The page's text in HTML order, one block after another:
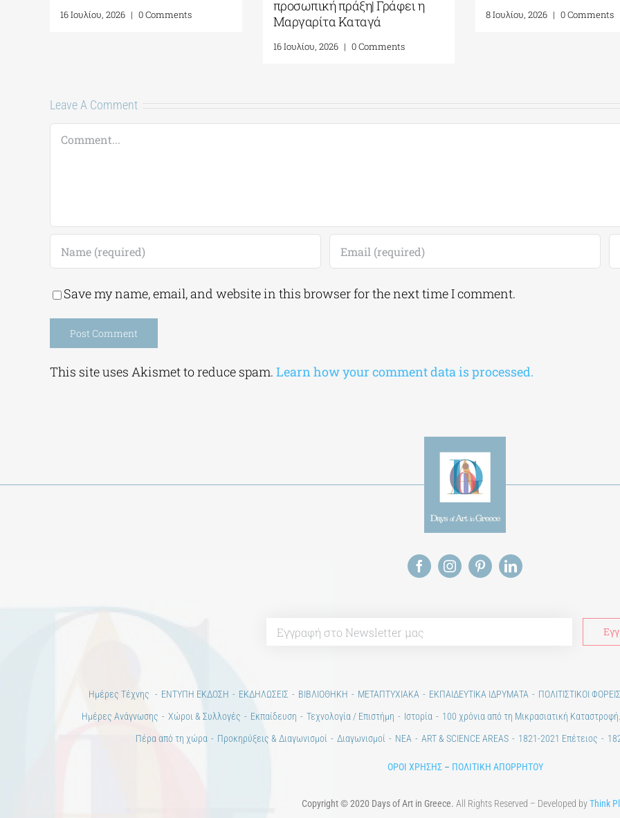
8 Ιουλίου, 2026 | 0 Comments 16 Ιουλίου, 2026 0 Comments
Μαργαρίτα Καταγά
Leave A Comment
Comment
Save my name, email, and website in this browser for the next time I comment.
This site uses Akismet to reduce spam. Learn how your comment data is processed.
Ημέρες Τέχνης ΕΝΤΥΠΗ ΕΚΔΟΣΗ ΕΚΔΗΛΩΣΕΙΣ ΒΙΒΛΙΟΘΗΚΗ ΜΕΤΑΠΤΥΧΙΑΚΑ ΕΚΠΑΙΔΕΥΤΙΚΑ ΙΔΡΥΜΑΤΑ ΠΟΛΙΤΙΣΤΙΚΟΙ ΦΟΡΕΙΣ
Ημέρες Ανάγνωσης
Χώροι & Συλλογές Εκπαίδευση Τεχνολογία / Επιστήμη Ιστορία 100 χρόνια από τη Μικρασιατική
Πέρα από τη χώρα
Προκηρύξεις & Διαγωνισμοί Διαγωνισμοί ΝΕΑ ART & SCIENCE AREAS 1821-2021 Επέτειος
ΟΡΟΙ ΧΡΗΣΗΣ– ΠΟΛΙΤΙΚΗ ΑΠΟΡΡΗΤΟΥ
Copyright © 2020 Days of Art in Greece. All Rights Reserved – Developed byThink